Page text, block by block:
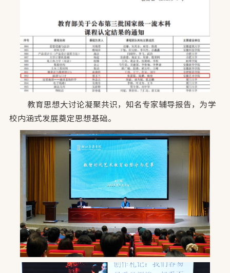
教育思想大讨论凝聚共识，知名专家辅导报告，为学
校内涵式发展奠定思想基础。